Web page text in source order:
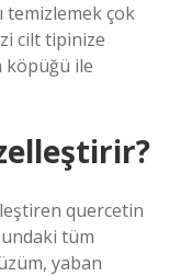
temizlemek çok
cilt tipinize
köpüğü ile
quercetin
tüm
yaban